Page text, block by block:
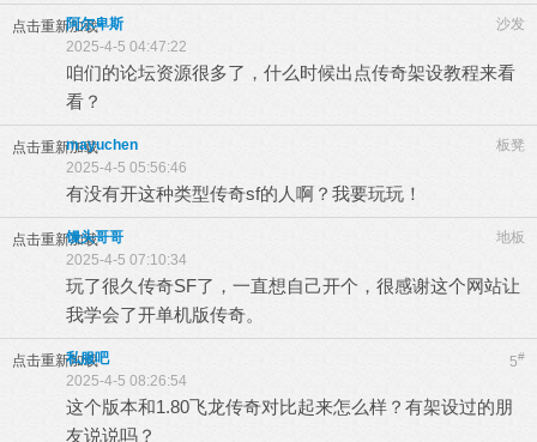
点击重新加载 沙发
阿尔卑斯
2025-4-5 04:47:22
咱们的论坛资源很多了，什么时候出点传奇架设教程来看
看？
点击重新加载 板凳
mayuchen
2025-4-5 05:56:46
有没有开这种类型传奇sf的人啊？我要玩玩！
点击重新加载 地板
馒头哥哥
2025-4-5 07:10:34
玩了很久传奇SF了，一直想自己开个，很感谢这个网站让
我学会了开单机版传奇。
点击重新加载 5#
私服吧
2025-4-5 08:26:54
这个版本和1.80飞龙传奇对比起来怎么样？有架设过的朋
友说说吗？